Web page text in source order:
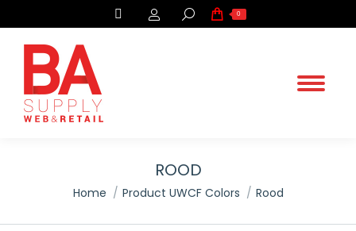
Search: 0
ROOD
You are here:
Home Product UWCF Colors Rood